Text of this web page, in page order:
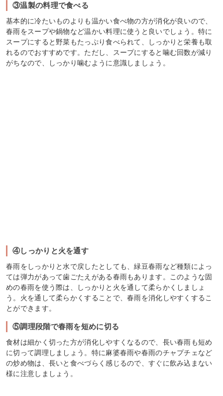
③温製の料理で食べる
基本的に冷たいものよりも温かい食べ物の方が消化が良いので、
春雨をスープや鍋物など温かい料理に使うと良いでしょう。特に
スープにすると野菜もたっぷり食べられて、しっかりと栄養も取
れるのでおすすめです。ただし、スープにすると噛む回数が減り
がちなので、しっかり噛むように意識しましょう。
④しっかりと火を通す
春雨をしっかりと水で戻したとしても、緑豆春雨など種類によっ
ては弾力があって歯ごたえがある春雨もあります。このような固
めの春雨を使う際は、しっかりと火を通して柔らかくしましょ
う。火を通して柔らかくすることで、春雨を消化しやすくするこ
とができます。
⑤調理段階で春雨を短めに切る
食材は細かく切った方が消化しやすくなるので、長い春雨も短め
に切って調理しましょう。特に麻婆春雨や春雨のチャプチェなど
の炒め物は、長いと食べづらく感じるので、すぐに飲み込まない
様に注意しましょう。